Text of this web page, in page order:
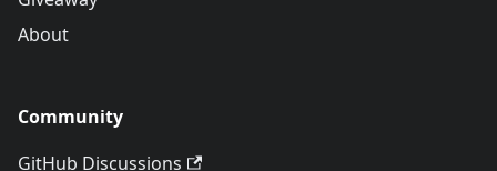
About
Community
GitHub Discussions